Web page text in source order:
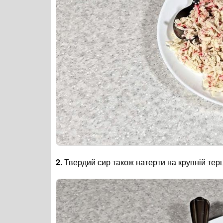
2.Твердий сир також натерти на крупній